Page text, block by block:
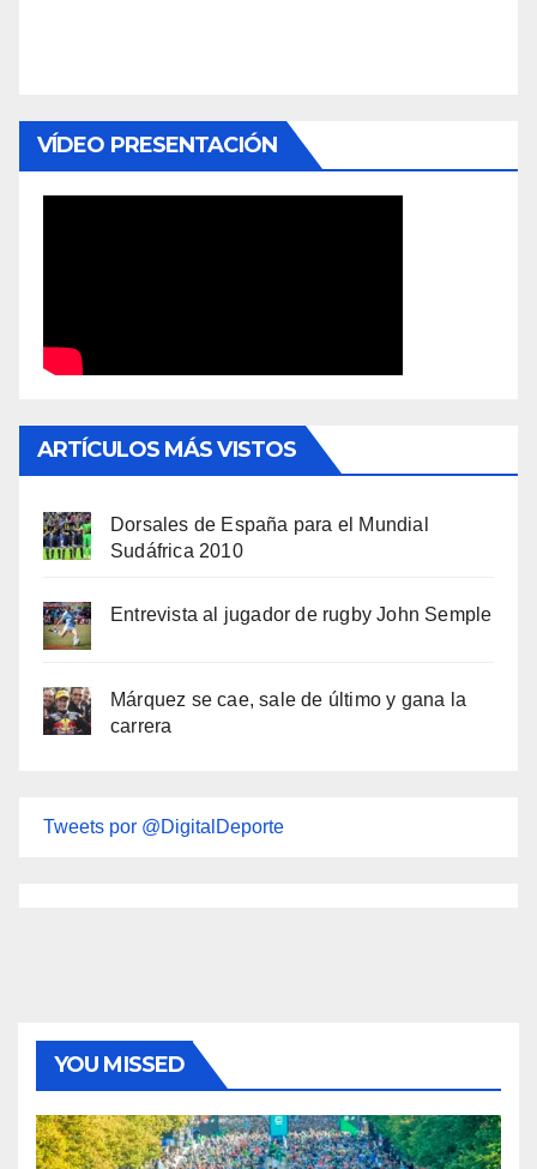
VÍDEO PRESENTACIÓN
ARTÍCULOS MÁS VISTOS
Dorsales de España para el Mundial
Sudáfrica 2010
Entrevista al jugador de rugby John Semple
Márquez se cae, sale de último y gana la
carrera
Tweets por @DigitalDeporte
YOU MISSED